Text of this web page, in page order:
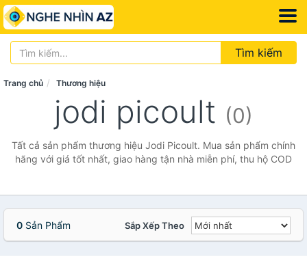
Tìm kiếm
Trang chủ Thương hiệu
jodi picoult (0)
Tất cả sản phẩm thương hiệu Jodi Picoult. Mua sản phẩm chính
hãng với giá tốt nhất, giao hàng tận nhà miễn phí, thu hộ COD
0 Sản Phẩm Sắp Xếp Theo